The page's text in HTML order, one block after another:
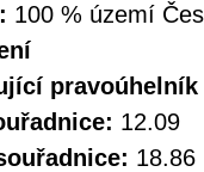
100 % území
pravoúhelník
12.09
18.86